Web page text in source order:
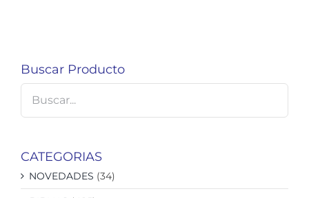
Buscar Producto
CATEGORIAS
NOVEDADES (34)